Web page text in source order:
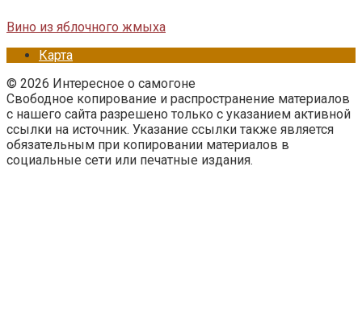
Вино из яблочного жмыха
Карта
© 2026 Интересное о самогоне
Свободное копирование и распространение материалов
с нашего сайта разрешено только с указанием активной
ссылки на источник. Указание ссылки также является
обязательным при копировании материалов в
социальные сети или печатные издания.